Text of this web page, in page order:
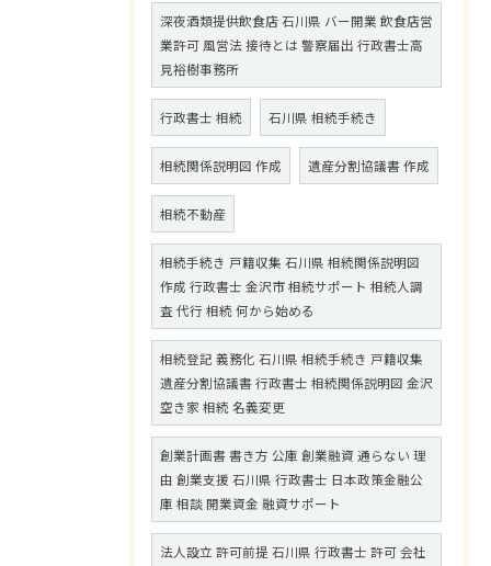
深夜酒類提供飲食店 石川県 バー開業 飲食店営
業許可 風営法 接待とは 警察届出 行政書士高
見裕樹事務所
行政書士 相続 石川県 相続手続き
相続関係説明図 作成 遺産分割協議書 作成
相続不動産
相続手続き 戸籍収集 石川県 相続関係説明図
作成 行政書士 金沢市 相続サポート 相続人調
査 代行 相続 何から始める
相続登記 義務化 石川県 相続手続き 戸籍収集
遺産分割協議書 行政書士 相続関係説明図 金沢
空き家 相続 名義変更
創業計画書 書き方 公庫 創業融資 通らない 理
由 創業支援 石川県 行政書士 日本政策金融公
庫 相談 開業資金 融資サポート
法人設立 許可前提 石川県 行政書士 許可 会社